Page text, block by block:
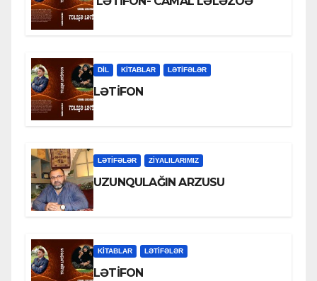
DİL KİTABLAR LƏTIFƏLƏR
LƏTİFON
LƏTIFƏLƏR ZİYALILARIMIZ
UZUNQULAĞIN ARZUSU
KİTABLAR LƏTIFƏLƏR
LƏTİFON